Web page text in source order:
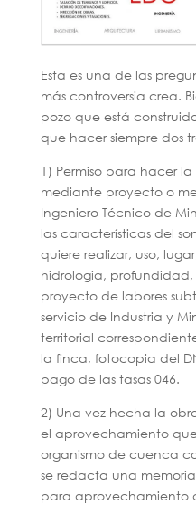
Esta es una de las
más controversia crea.
pozo que está
que hacer siempre dos
1) Permiso para hacer
mediante proyecto o
Ingeniero Técnico de
las características del
quiere realizar, uso,
hidrologia, profundidad,
proyecto de labores
servicio de Industria y
territorial
la finca, fotocopia del
pago de las tasas 046.
2) Una vez hecha la
el aprovechamiento
organismo de cuenca
se redacta una
para aprovechamiento